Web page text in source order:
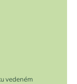
vedeném